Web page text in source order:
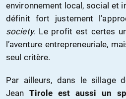
environnement local, social et
définit fort justement
society. Le profit est certes
l’aventure entrepreneuriale,
seul critère.
Par ailleurs, dans le sillage
JeanTirole est aussi un